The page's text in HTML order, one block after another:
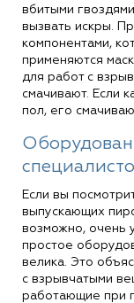
вбитыми
вызвать искры.
компонентами,
применяются
для работ с
смачивают. Если
пол, его
Если вы
выпускающих
возможно, очень
простое
велика. Это
с взрывчатыми
работающие при